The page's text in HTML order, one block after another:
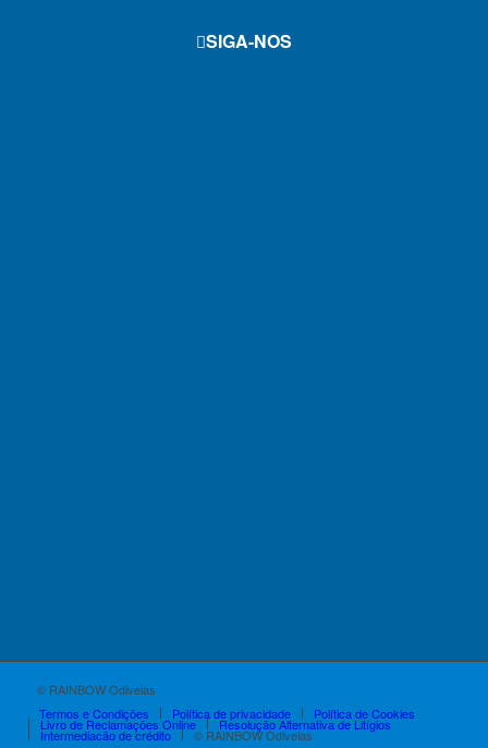
SIGA-NOS
© RAINBOW Odivelas
Termos e Condições
Política de privacidade Política de Cookies
Livro de Reclamações Online Resolução Alternativa de Litígios
Intermediação de crédito © RAINBOW Odivelas